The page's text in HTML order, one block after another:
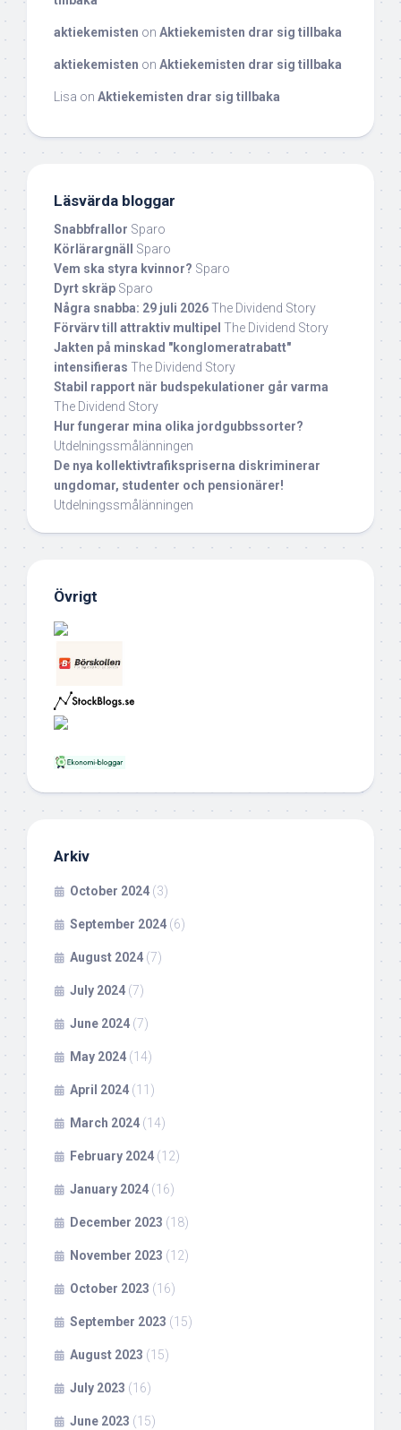
aktiekemisten on Aktiekemisten drar sig tillbaka
aktiekemisten on Aktiekemisten drar sig tillbaka
Lisa on Aktiekemisten drar sig tillbaka
Läsvärda bloggar
Snabbfrallor Sparo
Körlärargnäll
Sparo
Vem ska styra kvinnor? Sparo
Dyrt skräp Sparo
Några snabba: 29 juli 2026The Dividend Story
Förvärv till attraktiv multipel The Dividend Story
Jakten på minskad "konglomeratrabatt"
intensifieras The Dividend Story
Stabil rapport när budspekulationer går varma
The Dividend Story
Hur fungerar mina olika jordgubbssorter?
Utdelningssmålänningen
De nya kollektivtrafikspriserna diskriminerar
ungdomar, studenter och pensionärer!
Utdelningssmålänningen
Övrigt
Arkiv
October 2024 (3)
September 2024 (6)
August 2024 (7)
July 2024 (7)
June 2024 (7)
May 2024 (14)
April 2024 (11)
March 2024 (14)
February 2024 (12)
January 2024 (16)
December 2023 (18)
November 2023 (12)
October 2023 (16)
September 2023 (15)
August 2023 (15)
July 2023 (16)
June 2023 (15)